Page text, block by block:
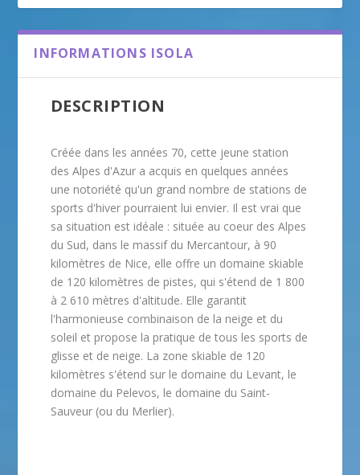
INFORMATIONS ISOLA
DESCRIPTION
Créée dans les années 70, cette jeune station
des Alpes d'Azur a acquis en quelques années
une notoriété qu'un grand nombre de stations de
sports d'hiver pourraient lui envier. Il est vrai que
sa situation est idéale : située au coeur des Alpes
du Sud, dans le massif du Mercantour, à 90
kilomètres de Nice, elle offre un domaine skiable
de 120 kilomètres de pistes, qui s'étend de 1 800
à 2 610 mètres d'altitude. Elle garantit
l'harmonieuse combinaison de la neige et du
soleil et propose la pratique de tous les sports de
glisse et de neige. La zone skiable de 120
kilomètres s'étend sur le domaine du Levant, le
domaine du Pelevos, le domaine du Saint-
Sauveur (ou du Merlier).